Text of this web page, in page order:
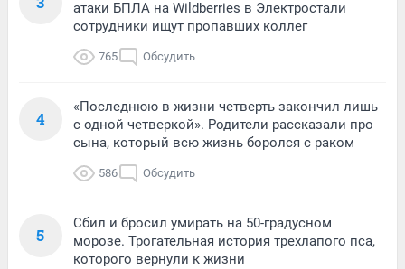
атаки БПЛА на Wildberries в Электростали
сотрудники ищут пропавших коллег
765 Обсудить
4
«Последнюю в жизни четверть закончил лишь
с одной четверкой». Родители рассказали про
сына, который всю жизнь боролся с раком
586 Обсудить
5
Сбил и бросил умирать на 50-градусном
морозе. Трогательная история трехлапого пса,
которого вернули к жизни